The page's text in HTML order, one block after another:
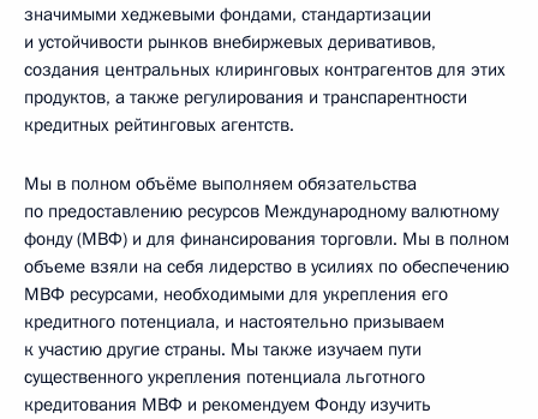
значимыми хеджевыми фондами, стандартизации
и устойчивости рынков внебиржевых деривативов,
создания центральных клиринговых контрагентов для этих
продуктов, а также регулирования и транспарентности
кредитных рейтинговых агентств.
Мы в полном объёме выполняем обязательства
по предоставлению ресурсов Международному валютному
фонду (МВФ) и для финансирования торговли. Мы в полном
объеме взяли на себя лидерство в усилиях по обеспечению
МВФ ресурсами, необходимыми для укрепления его
кредитного потенциала, и настоятельно призываем
к участию другие страны. Мы также изучаем пути
существенного укрепления потенциала льготного
кредитования МВФ и рекомендуем Фонду изучить